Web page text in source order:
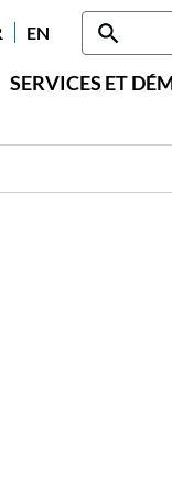
ENGLISH
SERVICES ET